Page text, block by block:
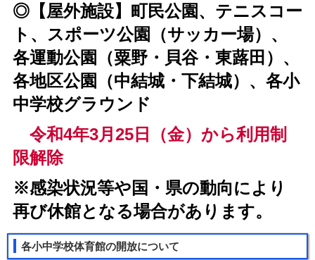
◎【屋外施設】町民公園、テニスコー
ト、スポーツ公園（サッカー場）、
各運動公園（粟野・貝谷・東蕗田）、
各地区公園（中結城・下結城）、各小
中学校グラウンド
令和4年3月25日（金）から利用制
限解除
※感染状況等や国・県の動向により
再び休館となる場合があります。
各小中学校体育館の開放について